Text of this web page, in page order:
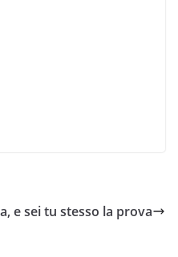
e sei tu stesso la prova